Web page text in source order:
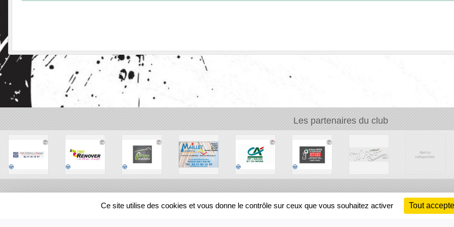
Les partenaires du club
REGIONS
Ce site utilise des cookies et vous donne le contrôle sur ceux que vous souhaitez activer Tout